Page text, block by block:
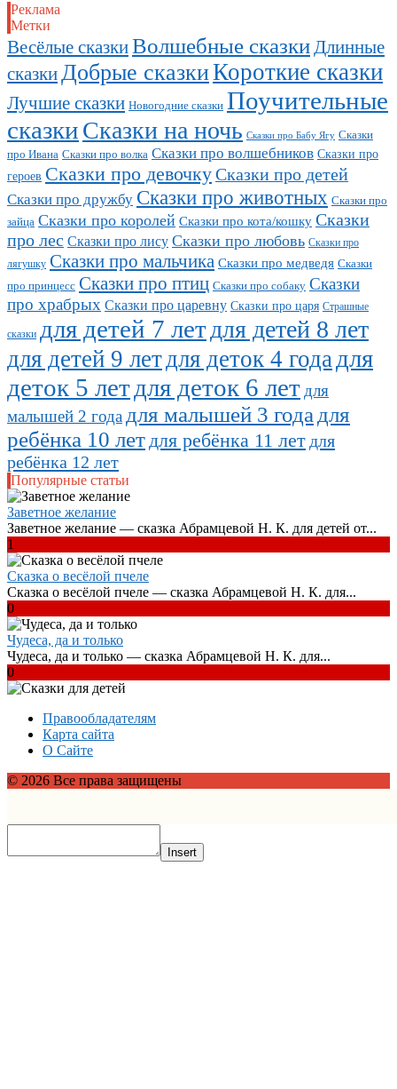
Реклама
Метки
Весёлые сказкиВолшебные сказки Длинные
сказки Добрые сказкиКороткие сказки
Лучшие сказки Новогодние сказки Поучительные
сказкиСказки на ночь Сказки про Бабу Ягу Сказки
про Ивана Сказки про волка Сказки про волшебников Сказки про
героев Сказки про девочкуСказки про детей
Сказки про дружбу Сказки про животных Сказки про
зайца Сказки про королей Сказки про кота/кошку Сказки
про лес Сказки про лису Сказки про любовь Сказки про
лягушку Сказки про мальчика Сказки про медведя Сказки
про принцесс Сказки про птиц Сказки про собаку Сказки
про храбрых Сказки про царевну Сказки про царя Страшные
сказки для детей 7 летдля детей 8 лет
для детей 9 лет для деток 4 года для
деток 5 летдля деток 6 лет для
малышей 2 года для малышей 3 года для
ребёнка 10 лет для ребёнка 11 лет для
ребёнка 12 лет
Популярные статьи
Заветное желание
Заветное желание — сказка Абрамцевой Н. К. для детей от...
1
Сказка о весёлой пчеле
Сказка о весёлой пчеле — сказка Абрамцевой Н. К. для...
0
Чудеса, да и только
Чудеса, да и только — сказка Абрамцевой Н. К. для...
0
Правообладателям
Карта сайта
О Сайте
© 2026 Все права защищены
Insert